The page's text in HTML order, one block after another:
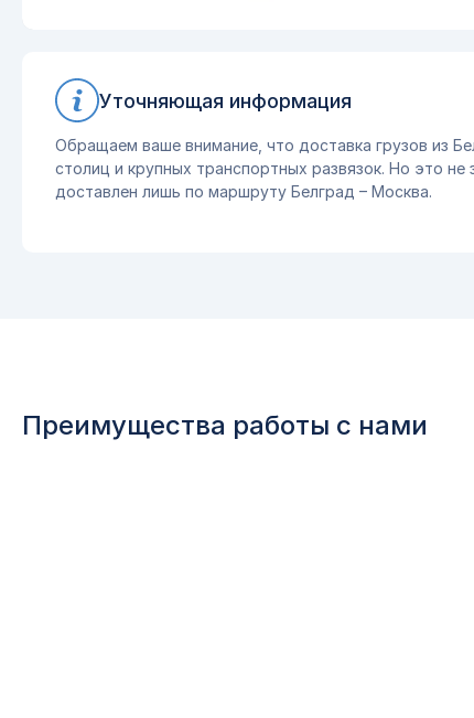
Уточняющая информация
Обращаем ваше внимание, что доставка грузов из
столиц и крупных транспортных развязок. Но это не
доставлен лишь по маршруту Белград – Москва.
Преимущества работы с нами